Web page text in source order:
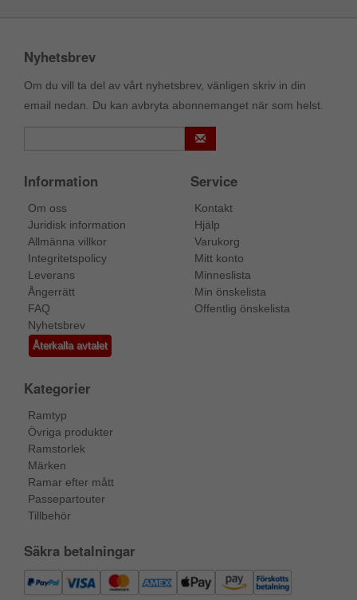
Nyhetsbrev
Om du vill ta del av vårt nyhetsbrev, vänligen skriv in din
email nedan. Du kan avbryta abonnemanget när som helst.
Information
Om oss
Juridisk information
Allmänna villkor
Integritetspolicy
Leverans
Ångerrätt
FAQ
Nyhetsbrev
Återkalla avtalet
Service
Kontakt
Hjälp
Varukorg
Mitt konto
Minneslista
Min önskelista
Offentlig önskelista
Kategorier
Ramtyp
Övriga produkter
Ramstorlek
Märken
Ramar efter mått
Passepartouter
Tillbehör
Säkra betalningar